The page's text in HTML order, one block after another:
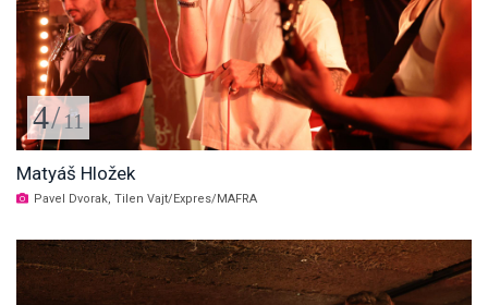
4/11
Matyáš Hložek
Pavel Dvorak, Tilen Vajt/Expres/MAFRA